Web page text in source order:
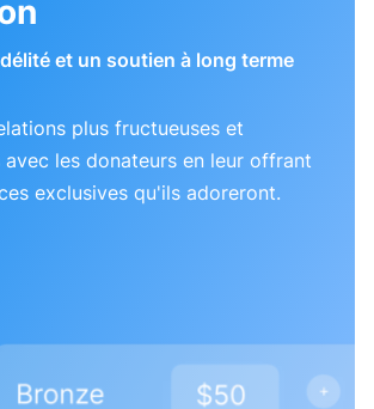
et un soutien à long terme
plus fructueuses et
les donateurs en leur offrant
exclusives qu'ils adoreront.